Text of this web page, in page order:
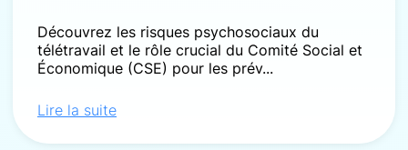
Découvrez les risques psychosociaux du
télétravail et le rôle crucial du Comité Social et
Économique (CSE) pour les prév...
Lire la suite